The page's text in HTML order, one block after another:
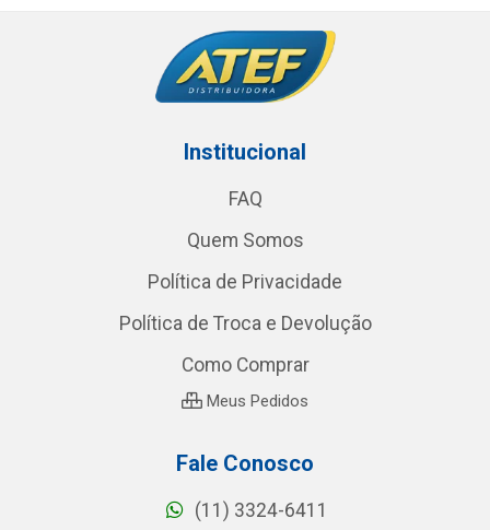
Institucional
FAQ
Quem Somos
Política de Privacidade
Política de Troca e Devolução
Como Comprar
Meus Pedidos
Fale Conosco
(11) 3324-6411